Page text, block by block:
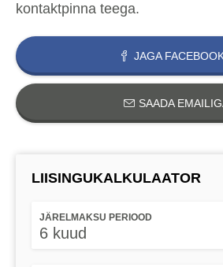
kontaktpinna teega.
JAGA
SAADA
LIISINGUKALKULAATOR
JÄRELMAKSU PERIOOD
6 kuud